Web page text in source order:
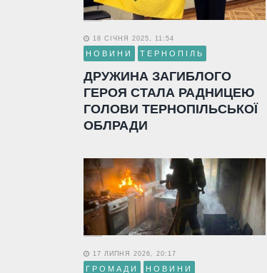
18 СІЧНЯ 2025, 11:54
НОВИНИ ТЕРНОПІЛЬ
ДРУЖИНА ЗАГИБЛОГО
ГЕРОЯ СТАЛА РАДНИЦЕЮ
ГОЛОВИ ТЕРНОПІЛЬСЬКОЇ
ОБЛРАДИ
17 ЛИПНЯ 2026, 20:17
ГРОМАДИ НОВИНИ